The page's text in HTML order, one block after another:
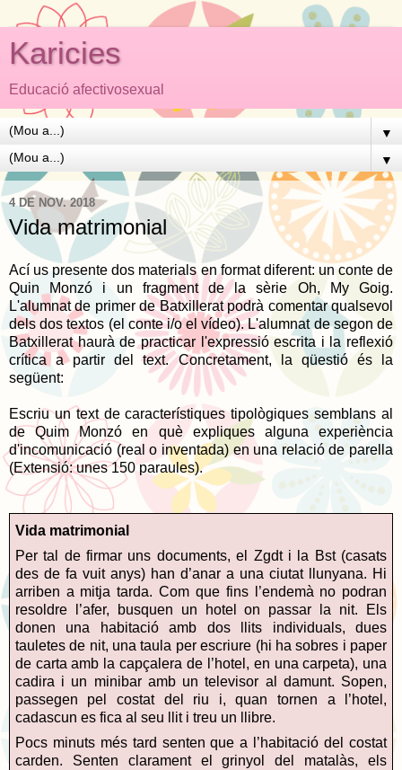
Karicies
Educació afectivosexual
▼
▼
4 DE NOV. 2018
Vida matrimonial
Ací us presente dos materials en format diferent: un conte de
Quin Monzó i un fragment de la sèrie Oh, My Goig.
L'alumnat de primer de Batxillerat podrà comentar qualsevol
dels dos textos (el conte i/o el vídeo). L'alumnat de segon de
Batxillerat haurà de practicar l'expressió escrita i la reflexió
crítica a partir del text. Concretament, la qüestió és la
següent:
Escriu un text de característiques tipològiques semblans al
de Quim Monzó en què expliques alguna experiència
d'incomunicació (real o inventada) en una relació de parella
(Extensió: unes 150 paraules).
Vida matrimonial
Per tal de firmar uns documents, el Zgdt i la Bst (casats
des de fa vuit anys) han d’anar a una ciutat llunyana. Hi
arriben a mitja tarda. Com que fins l’endemà no podran
resoldre l’afer, busquen un hotel on passar la nit. Els
donen una habitació amb dos llits individuals, dues
tauletes de nit, una taula per escriure (hi ha sobres i paper
de carta amb la capçalera de l’hotel, en una carpeta), una
cadira i un minibar amb un televisor al damunt. Sopen,
passegen pel costat del riu i, quan tornen a l’hotel,
cadascun es fica al seu llit i treu un llibre.
Pocs minuts més tard senten que a l’habitació del costat
carden. Senten clarament el grinyol del matalàs, els